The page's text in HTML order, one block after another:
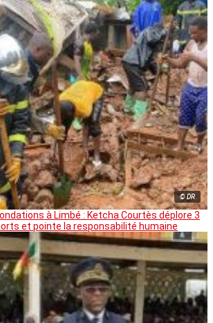
© DR
à Limbé : Ketcha Courtès déplore 3
et pointe la responsabilité humaine